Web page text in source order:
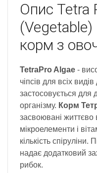
Опис Tetra
корм з
TetraPro Algae -
чіпсів для всіх
застосовується для
організму. Корм
засвоювані життєво
мікроелементи і
кількість спіруліни.
надає додатковий
рибок.